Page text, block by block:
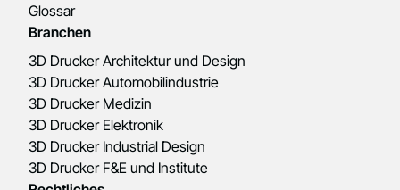
Glossar
Branchen
3D Drucker Architektur und Design
3D Drucker Automobilindustrie
3D Drucker Medizin
3D Drucker Elektronik
3D Drucker Industrial Design
3D Drucker F&E und Institute